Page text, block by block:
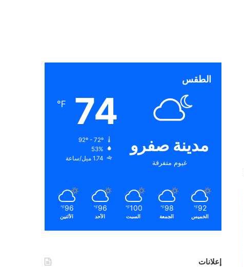
الطقس
مدينة صفرو
غيوم متفرقة
74
℉
53%
1.74 ميل/ساعة
92
℉
الخميس
98
℉
الجمعة
100
℉
السبت
96
℉
الأحد
96
℉
الأثنين
إعلانات